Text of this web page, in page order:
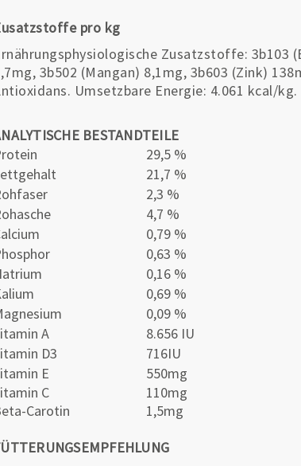
pro kg
Zusatzstoffe: 3b103
3b502 (Mangan) 8,1mg, 3b603 (Zink)
Umsetzbare Energie: 4.061 kcal/kg.
BESTANDTEILE
29,5 %
21,7 %
2,3 %
4,7 %
0,79 %
0,63 %
0,16 %
0,69 %
0,09 %
A
8.656 IU
D3
716IU
E
550mg
C
110mg
Carotin
1,5mg